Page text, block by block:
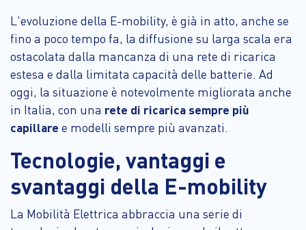
L'evoluzione della E-mobility, è già in atto, anche se
fino a poco tempo fa, la diffusione su larga scala era
ostacolata dalla mancanza di una rete di ricarica
estesa e dalla limitata capacità delle batterie. Ad
oggi, la situazione è notevolmente migliorata anche
in Italia, con una rete di ricarica sempre più
capillare e modelli sempre più avanzati.
Tecnologie, vantaggi e
svantaggi della E-mobility
La Mobilità Elettrica abbraccia una serie di